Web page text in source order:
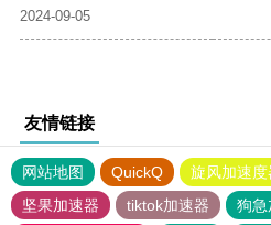
2024-09-05
友情链接
网站地图 QuickQ 旋风加速度
坚果加速器
tiktok加速器
狗急